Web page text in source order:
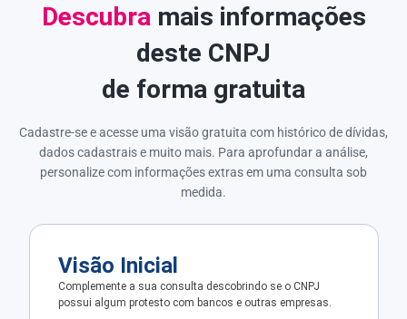
Descubra mais informações
deste CNPJ
de forma gratuita
Cadastre-se e acesse uma visão gratuita com histórico de dívidas,
dados cadastrais e muito mais. Para aprofundar a análise,
personalize com informações extras em uma consulta sob
medida.
Visão Inicial
Complemente a sua consulta descobrindo se o CNPJ
possui algum protesto com bancos e outras empresas.